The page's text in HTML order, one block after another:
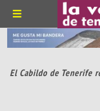
El Cabildo de Tenerife